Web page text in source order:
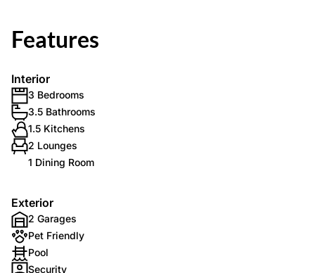
Features
Interior
3 Bedrooms
3.5 Bathrooms
1.5 Kitchens
2 Lounges
1 Dining Room
Exterior
2 Garages
Pet Friendly
Pool
Security